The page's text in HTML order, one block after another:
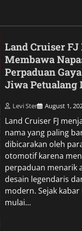
Land Cruiser
Membawa
Perpaduan
Jiwa Petualang
Levi Ster August 1,
Land Cruiser FJ
nama yang paling
dibicarakan oleh
otomotif karena
perpaduan menarik
desain legendaris
modern. Sejak
mulai…